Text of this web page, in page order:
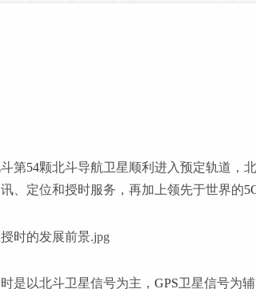
第54颗北斗导航卫星顺利进入预定轨道，
、定位和授时服务，再加上领先于世界的
是以北斗卫星信号为主， GPS卫星信号为